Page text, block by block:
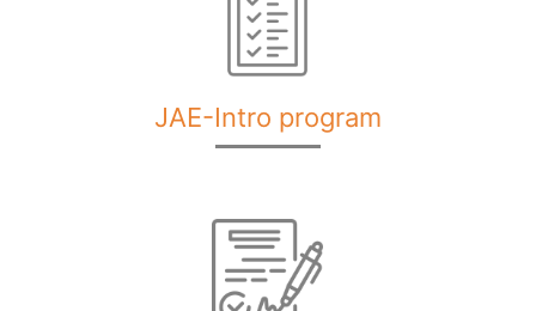
JAE-Intro program